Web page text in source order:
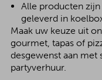
Alle producten
geleverd in
Maak uw keuze uit
gourmet, tapas of
desgewenst aan met
partyverhuur.